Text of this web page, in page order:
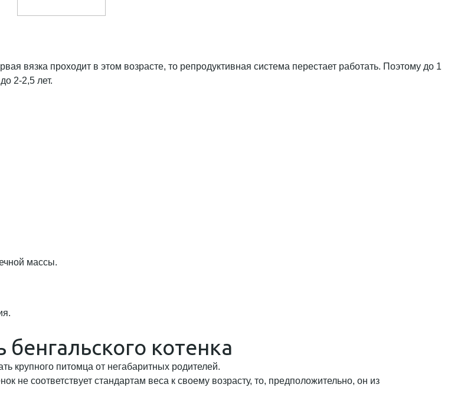
вязка проходит в этом возрасте, то репродуктивная система перестает работать. Поэтому до 1
2-2,5 лет.
массы.
котенка
крупного питомца от негабаритных родителей.
не соответствует стандартам веса к своему возрасту, то, предположительно, он из